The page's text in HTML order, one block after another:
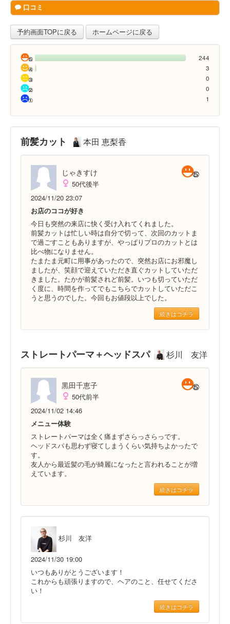
口コミ
予約画面TOPに戻る ホームページに戻る
244
3
0
0
1
前髪カット 本田 恵梨香
じゃきすけ
50代後半
2024/11/20 23:07
お店のココが好き
今日も突然の来店に快く受け入れてくれました。
前髪カットは忙しい時は自分で切って、次回のカットま
で過ごすこともありますが、やっぱりプロのカットとは
比べ物になりません。
たまたま元町に用事があったので、突然お店にお邪魔し
ましたが、笑顔で迎えていただき直ぐカットしていただ
きました。たかが前髪されど前髪。いつも切っていただ
く度に、時間を作ってでもこちらでカットしていただこ
うと思うのでした。今回もお値段以上でした。
続きはコチラ
ストレートパーマ＋ヘッドスパ 杉川 友洋
黒田千恵子
50代前半
2024/11/02 14:46
メニュー体験
ストレートパーマは全く痛まずさらっさらっです。
ヘッドスパも思わず寝てしまうくらい気持ちよかったで
す。
友人から最近髪の毛が綺麗になったと言われることが増
えています。
続きはコチラ
杉川 友洋
2024/11/30 19:00
いつもありがとうございます！
これからも頑張りますので、ヘアのこと、任せてくださ
い！
続きはコチラ